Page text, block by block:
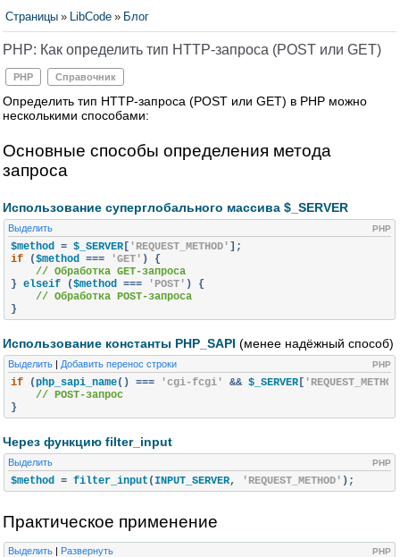
Страницы » LibCode » Блог
PHP: Как определить тип HTTP-запроса (POST или GET)
PHP Справочник
Определить тип HTTP-запроса (POST или GET) в PHP можно
несколькими способами:
Основные способы определения метода
запроса
Использование суперглобального массива $_SERVER
Выделить PHP
$method = $_SERVER [ 'REQUEST_METHOD' ];
if
($method === 'GET' )
{
// Обработка GET-запроса
} elseif ($method === 'POST' )
{
// Обработка POST-запроса
}
Использование константы PHP_SAPI (менее надёжный способ)
Выделить PHP
| Добавить перенос строки
if (php_sapi_name() === 'cgi-fcgi' && $_SERVER [
// POST-запрос
}
Через функцию filter_input
Выделить PHP
$method = filter_input ( INPUT_SERVER, 'REQUEST_METHOD' );
Практическое применение
Выделить PHP
| Развернуть